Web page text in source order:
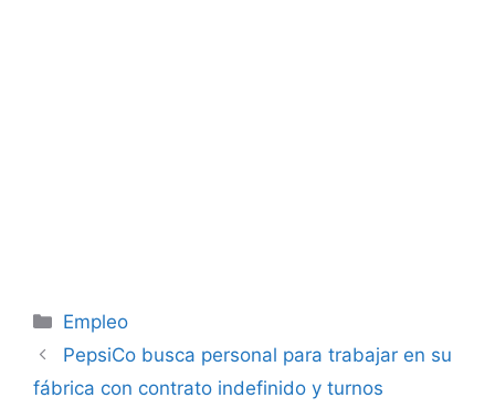
Categorías
Empleo
PepsiCo busca personal para trabajar en su
fábrica con contrato indefinido y turnos